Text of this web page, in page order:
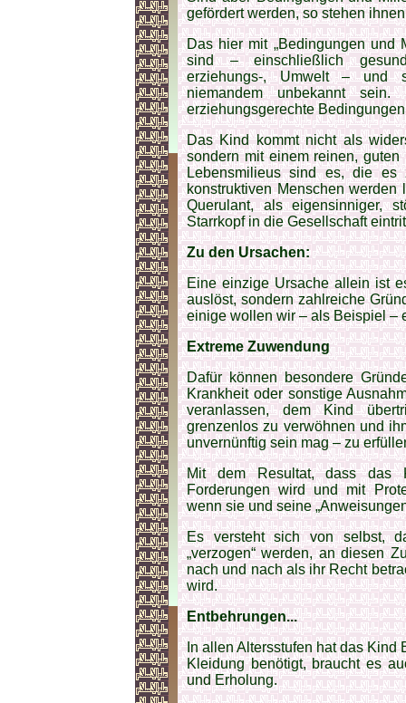
gefördert werden, so stehen
Das hier mit „Bedingungen und
sind – einschließlich
erziehungs-, Umwelt – und
niemandem unbekannt
erziehungsgerechte
Das Kind kommt nicht als
sondern mit einem reinen,
Lebensmilieus sind es, die es
konstruktiven Menschen
Querulant, als eigensinniger,
Starrkopf in die Gesellschaft
Zu den Ursachen:
Eine einzige Ursache allein ist
auslöst, sondern zahlreiche
einige wollen wir – als Beispiel –
Extreme Zuwendung
Dafür können besondere
Krankheit oder sonstige
veranlassen, dem Kind
grenzenlos zu verwöhnen und
unvernünftig sein mag – zu
Mit dem Resultat, dass das
Forderungen wird und mit
wenn sie und seine
Es versteht sich von selbst,
„verzogen“ werden, an diesen
nach und nach als ihr Recht
wird.
Entbehrungen...
In allen Altersstufen hat das Kind
Kleidung benötigt, braucht es
und Erholung.